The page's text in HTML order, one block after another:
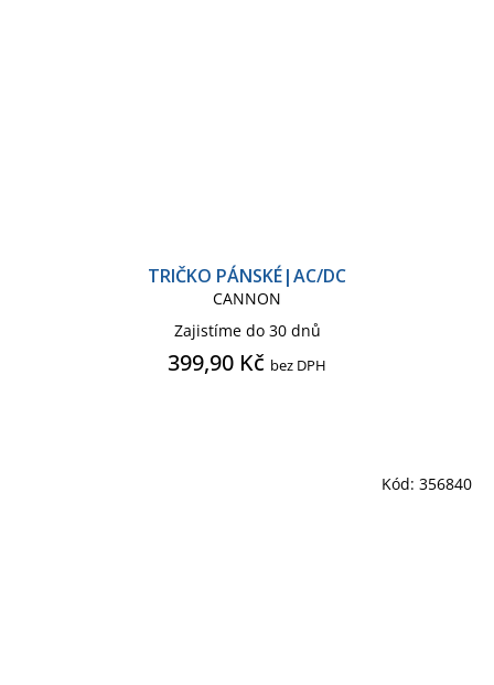
TRIČKO PÁNSKÉ|AC/DC
CANNON
Zajistíme do 30 dnů
399,90 Kč bez DPH
Kód: 356840